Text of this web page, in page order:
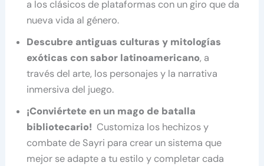
a los clásicos de plataformas con un giro que da
nueva vida al género.
Descubre antiguas culturas y mitologías
exóticas con sabor latinoamericano, a
través del arte, los personajes y la narrativa
inmersiva del juego.
¡Conviértete en un mago de batalla
bibliotecario! Customiza los hechizos y
combate de Sayri para crear un sistema que
mejor se adapte a tu estilo y completar cada